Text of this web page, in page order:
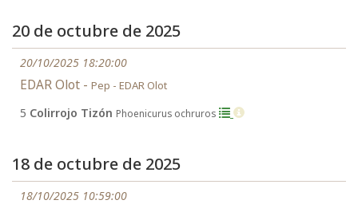
20 de octubre de 2025
20/10/2025 18:20:00
EDAR Olot - Pep - EDAR Olot
5 Colirrojo Tizón Phoenicurus ochruros
18 de octubre de 2025
18/10/2025 10:59:00